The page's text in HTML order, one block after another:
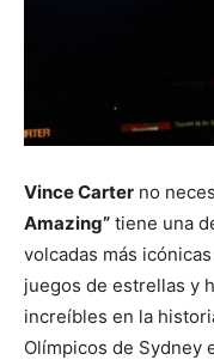
Vince Carter no
Amazing” tiene una
volcadas más
juegos de estrellas y
increíbles en la
Olímpicos de Sydney